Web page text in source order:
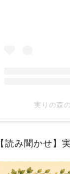
実りの森
【読み聞かせ